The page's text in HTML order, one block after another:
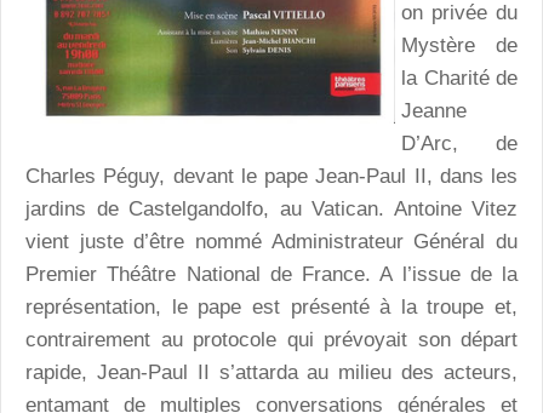
on privée du
Mystère de
la Charité de
Jeanne
D’Arc, de
Charles Péguy, devant le pape Jean-Paul II, dans les
jardins de Castelgandolfo, au Vatican. Antoine Vitez
vient juste d’être nommé Administrateur Général du
Premier Théâtre National de France. A l’issue de la
représentation, le pape est présenté à la troupe et,
contrairement au protocole qui prévoyait son départ
rapide, Jean-Paul II s’attarda au milieu des acteurs,
entamant de multiples conversations générales et